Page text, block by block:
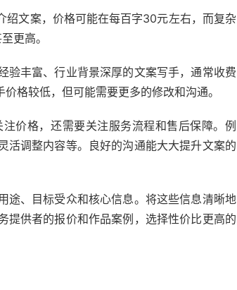
绍文案，价格可能在每百字30元左右，而复杂
更高。
验丰富、行业背景深厚的文案写手，通常收费
格较低，但可能需要更多的修改和沟通。
价格，还需要关注服务流程和售后保障。例
活调整内容等。良好的沟通能大大提升文案的
途、目标受众和核心信息。将这些信息清晰地
提供者的报价和作品案例，选择性价比更高的